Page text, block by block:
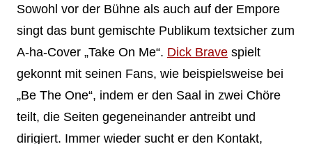
Sowohl vor der Bühne als auch auf der Empore
singt das bunt gemischte Publikum textsicher zum
A-ha-Cover „Take On Me“. Dick Bravespielt
gekonnt mit seinen Fans, wie beispielsweise bei
„Be The One“, indem er den Saal in zwei Chöre
teilt, die Seiten gegeneinander antreibt und
dirigiert. Immer wieder sucht er den Kontakt,